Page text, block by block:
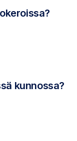
kunnossa?